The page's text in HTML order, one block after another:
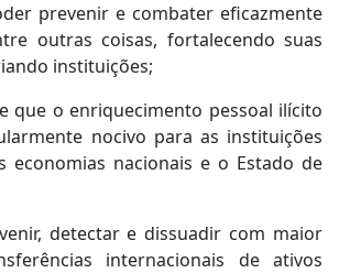
prevenir e combater eficazmente
outras coisas, fortalecendo suas
instituições;
que o enriquecimento pessoal ilícito
nocivo para as instituições
economias nacionais e o Estado de
detectar e dissuadir com maior
internacionais de ativos